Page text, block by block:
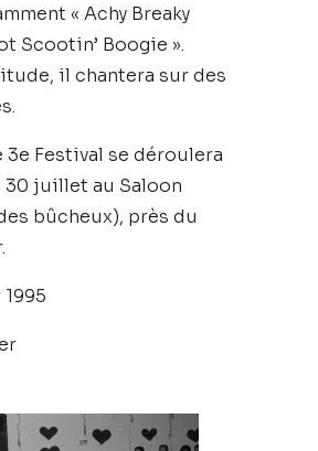
« Achy Breaky
Scootin’ Boogie ».
il chantera sur des
3e Festival se déroulera
30 juillet au Saloon
bûcheux), près du